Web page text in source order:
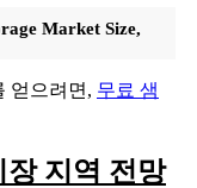
Market Size,
얻으려면, 무료 샘
지역 전망